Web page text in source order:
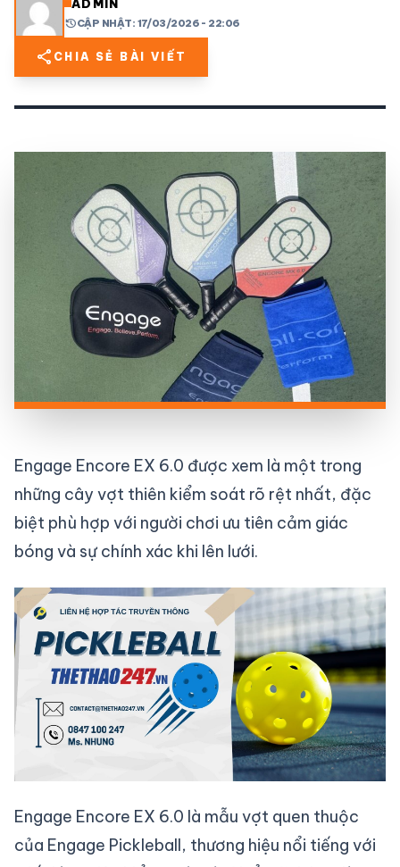
share mail
ADMIN
historyCẬP NHẬT: 17/03/2026 - 22:06
share CHIA SẺ BÀI VIẾT
Engage Encore EX 6.0 được xem là một trong
những cây vợt thiên kiểm soát rõ rệt nhất, đặc
biệt phù hợp với người chơi ưu tiên cảm giác
bóng và sự chính xác khi lên lưới.
Engage Encore EX 6.0 là mẫu vợt quen thuộc
của Engage Pickleball, thương hiệu nổi tiếng với